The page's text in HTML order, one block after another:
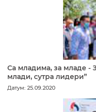
Са младима, за младе -
млади, сутра лидери”
Датум: 25.09.2020